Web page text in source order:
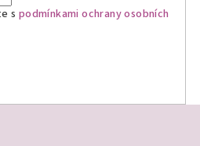
p
v
s podmínkami ochrany osobních